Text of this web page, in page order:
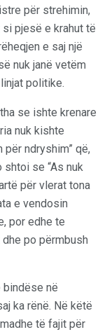
për strehimin,
pjesë e krahut të
e saj një
nuk janë vetëm
politike.
se ishte krenare
nuk kishte
për ndryshim” që,
se “As nuk
për vlerat tona
e vendosin
por edhe te
po përmbush
bindëse në
ka rënë. Në këtë
të fajit për